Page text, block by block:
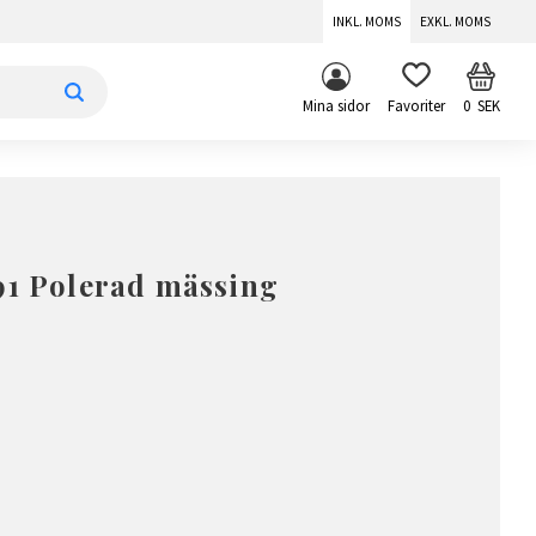
INKL. MOMS EXKL. MOMS
Mina sidor FAVORITER 0SEK
Polerad mässing